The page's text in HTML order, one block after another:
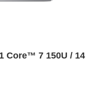
Core™ 7 150U / 14